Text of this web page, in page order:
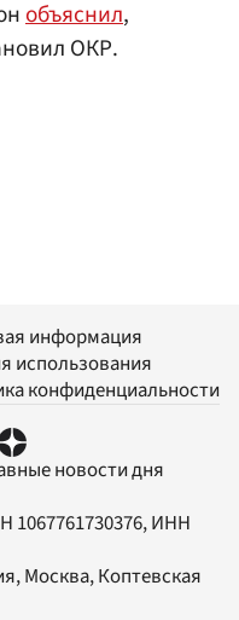
объяснил,
ОКР.
информация
использования
конфиденциальности
новости дня
1067761730376, ИНН
Москва, Коптевская